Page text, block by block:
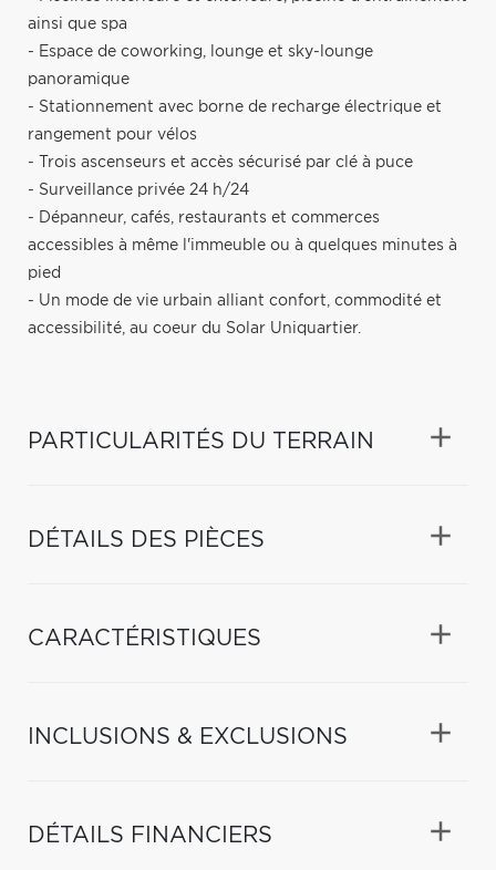
ainsi que spa
- Espace de coworking, lounge et sky-lounge
panoramique
- Stationnement avec borne de recharge électrique et
rangement pour vélos
- Trois ascenseurs et accès sécurisé par clé à puce
- Surveillance privée 24 h/24
- Dépanneur, cafés, restaurants et commerces
accessibles à même l'immeuble ou à quelques minutes à
pied
- Un mode de vie urbain alliant confort, commodité et
accessibilité, au coeur du Solar Uniquartier.
PARTICULARITÉS DU TERRAIN
DÉTAILS DES PIÈCES
CARACTÉRISTIQUES
INCLUSIONS & EXCLUSIONS
DÉTAILS FINANCIERS